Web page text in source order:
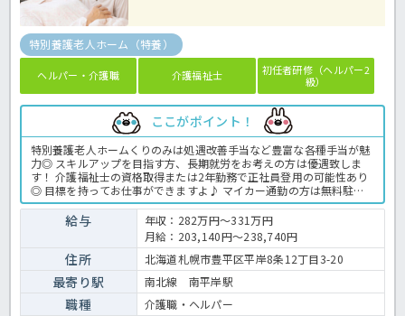
特別養護老人ホーム（特養）
ヘルパー・介護職 介護福祉士
初任者研修（ヘルパー2
級）
ここがポイント！
特別養護老人ホームくりのみは処遇改善手当など豊富な各種手当が魅
力◎ スキルアップを目指す方、長期就労をお考えの方は優遇致しま
す！ 介護福祉士の資格取得または2年勤務で正社員登用の可能性あり
◎ 目標を持ってお仕事ができますよ♪ マイカー通勤の方は無料駐車
場が完備されていますので通勤ストレスがないのも魅力です。 ご興味
のある方はほっ介護までお問い合わせください。 特養での介護業務全
般です。 ＜介護職 準職員 特別養護老人ホームくりのみの求人＞
給与
年収：282万円～331万円
月給：203,140円～238,740円
住所 北海道札幌市豊平区平岸8条12丁目3-20
最寄り駅 南北線 南平岸駅
職種 介護職・ヘルパー